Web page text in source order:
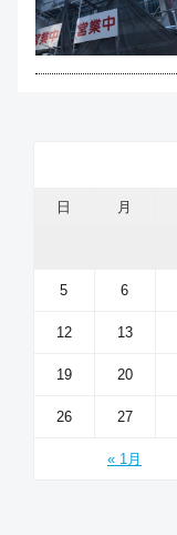
日 月
« 1月
5 6
12 13
19 20
26 27